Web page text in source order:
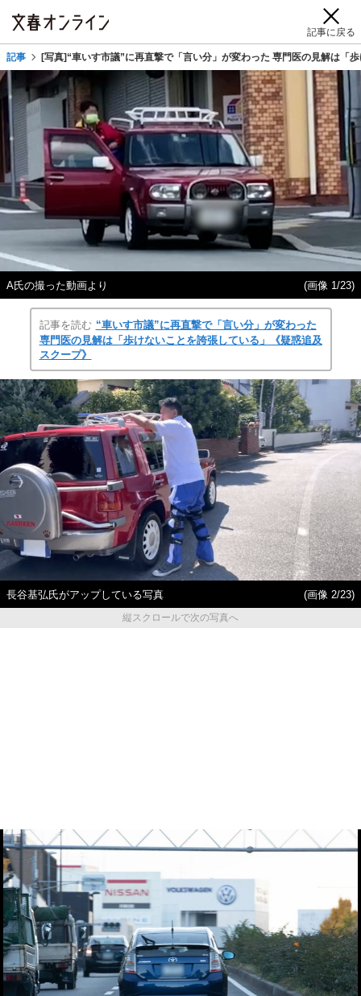
記事に戻る
記事 [写真]“車いす市議”に再直撃で「言い分」が変わった 専門医の見解は「
A氏の撮った動画より (画像 1/23)
記事を読む “車いす市議”に再直撃で「言い分」が変わった
専門医の見解は「歩けないことを誇張している」《疑惑追及
スクープ》
長谷基弘氏がアップしている写真
(画像 2/23)
縦スクロールで次の写真へ